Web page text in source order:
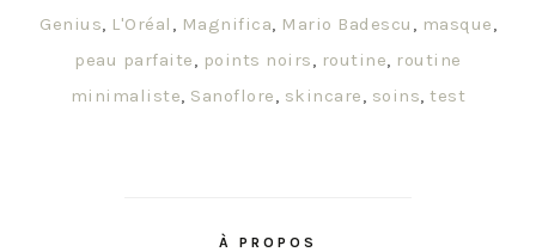
Genius, L'Oréal , Magnifica, Mario Badescu , masque,
peau parfaite, points noirs, routine, routine
minimaliste, Sanoflore, skincare, soins,test
À PROPOS